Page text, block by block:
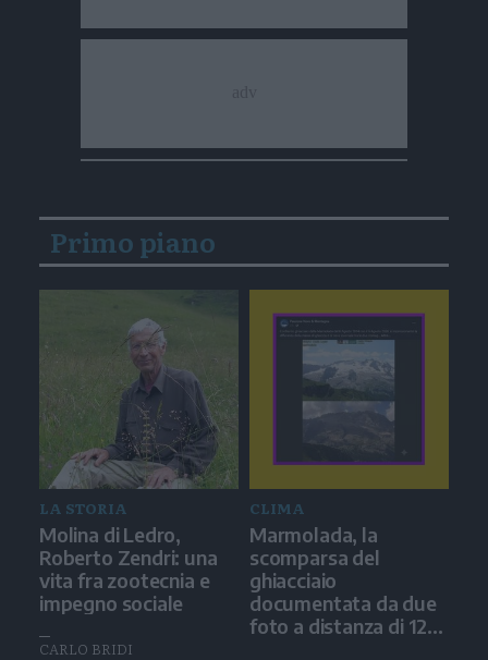
Primo piano
LA STORIA
Molina di Ledro,
Roberto Zendri: una
vita fra zootecnia e
impegno sociale
CARLO BRIDI
CLIMA
Marmolada, la
scomparsa del
ghiacciaio
documentata da due
foto a distanza di 12